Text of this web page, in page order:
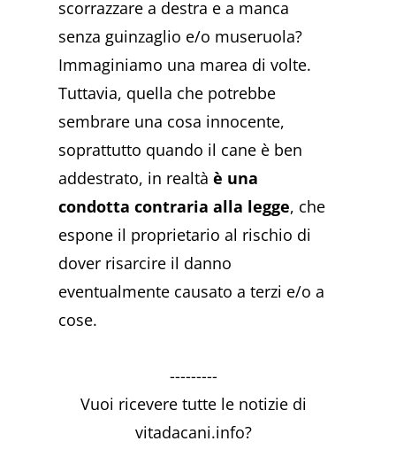
scorrazzare a destra e a manca
senza guinzaglio e/o museruola?
Immaginiamo una marea di volte.
Tuttavia, quella che potrebbe
sembrare una cosa innocente,
soprattutto quando il cane è ben
addestrato, in realtàè una
condotta contraria alla legge, che
espone il proprietario al rischio di
dover risarcire il danno
eventualmente causato a terzi e/o a
cose.
---------
Vuoi ricevere tutte le notizie di
vitadacani.info?